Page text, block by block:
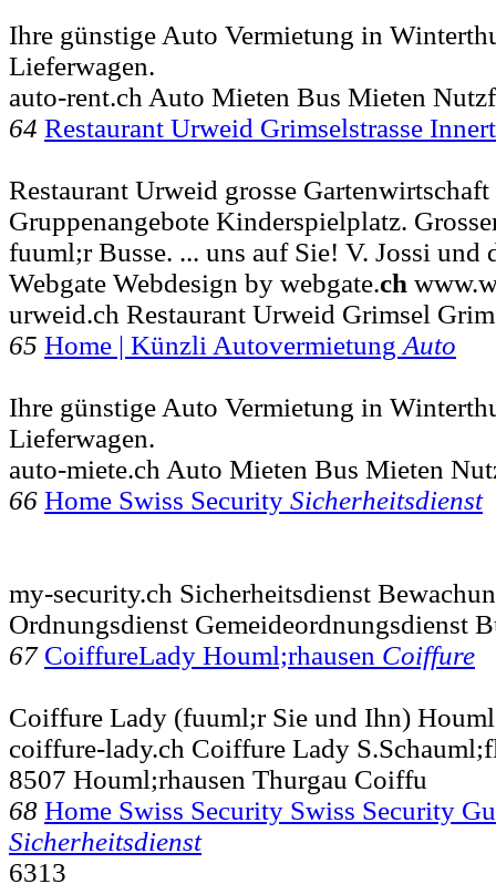
Ihre günstige Auto Vermietung in
Lieferwagen.
auto-rent.ch Auto Mieten Bus Mieten
64 Restaurant Urweid Grimselstrasse
Restaurant Urweid grosse Gartenwirtschaft
Gruppenangebote Kinderspielplatz.
fuuml;r Busse. ... uns auf Sie! V. Jossi und
Webgate Webdesign by webgate.ch
urweid.ch Restaurant Urweid Grimsel
65 Home | Künzli Autovermietung Auto
Ihre günstige Auto Vermietung in
Lieferwagen.
auto-miete.ch Auto Mieten Bus Mieten
66 Home Swiss Security Sicherheitsdienst
my-security.ch Sicherheitsdienst
Ordnungsdienst Gemeideordnungsdienst
67 CoiffureLady Houml;rhausen Coiffure
Coiffure Lady (fuuml;r Sie und Ihn)
coiffure-lady.ch Coiffure Lady
8507 Houml;rhausen Thurgau Coiffu
68 Home Swiss Security Swiss Security
Sicherheitsdienst
6313